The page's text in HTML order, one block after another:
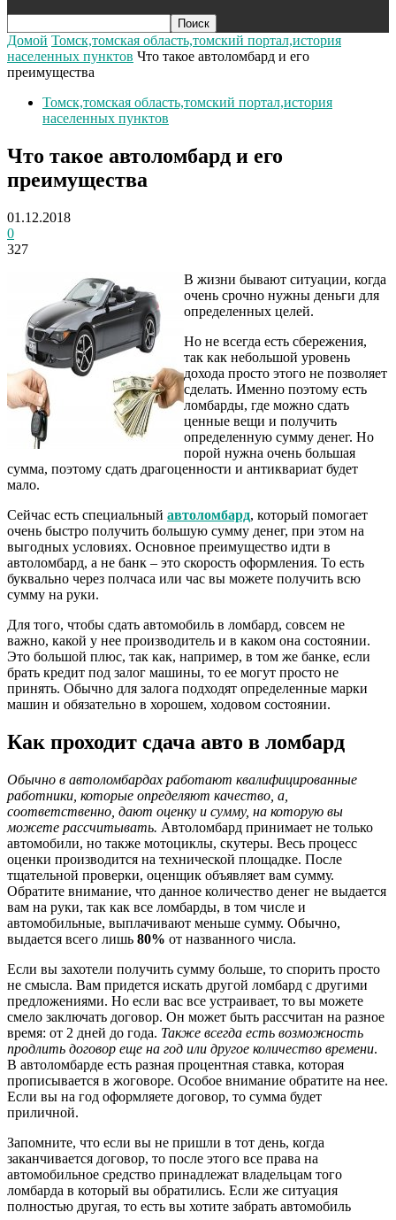
Домой Томск,томская область,томский портал,история
населенных пунктов Что такое автоломбард и его
преимущества
Томск,томская область,томский портал,история
населенных пунктов
Что такое автоломбард и его
преимущества
01.12.2018
0
327
В жизни бывают ситуации, когда
очень срочно нужны деньги для
определенных целей.
Но не всегда есть сбережения,
так как небольшой уровень
дохода просто этого не позволяет
сделать. Именно поэтому есть
ломбарды, где можно сдать
ценные вещи и получить
определенную сумму денег. Но
порой нужна очень большая
сумма, поэтому сдать драгоценности и антиквариат будет
мало.
Сейчас есть специальный автоломбард, который помогает
очень быстро получить большую сумму денег, при этом на
выгодных условиях. Основное преимущество идти в
автоломбард, а не банк – это скорость оформления. То есть
буквально через полчаса или час вы можете получить всю
сумму на руки.
Для того, чтобы сдать автомобиль в ломбард, совсем не
важно, какой у нее производитель и в каком она состоянии.
Это большой плюс, так как, например, в том же банке, если
брать кредит под залог машины, то ее могут просто не
принять. Обычно для залога подходят определенные марки
машин и обязательно в хорошем, ходовом состоянии.
Как проходит сдача авто в ломбард
Обычно в автоломбардах работают квалифицированные
работники, которые определяют качество, а,
соответственно, дают оценку и сумму, на которую вы
можете рассчитывать. Автоломбард принимает не только
автомобили, но также мотоциклы, скутеры. Весь процесс
оценки производится на технической площадке. После
тщательной проверки, оценщик объявляет вам сумму.
Обратите внимание, что данное количество денег не выдается
вам на руки, так как все ломбарды, в том числе и
автомобильные, выплачивают меньше сумму. Обычно,
выдается всего лишь 80% от названного числа.
Если вы захотели получить сумму больше, то спорить просто
не смысла. Вам придется искать другой ломбард с другими
предложениями. Но если вас все устраивает, то вы можете
смело заключать договор. Он может быть рассчитан на разное
время: от 2 дней до года. Также всегда есть возможность
продлить договор еще на год или другое количество времени.
В автоломбарде есть разная процентная ставка, которая
прописывается в жоговоре. Особое внимание обратите на нее.
Если вы на год оформляете договор, то сумма будет
приличной.
Запомните, что если вы не пришли в тот день, когда
заканчивается договор, то после этого все права на
автомобильное средство принадлежат владельцам того
ломбарда в который вы обратились. Если же ситуация
полностью другая, то есть вы хотите забрать автомобиль